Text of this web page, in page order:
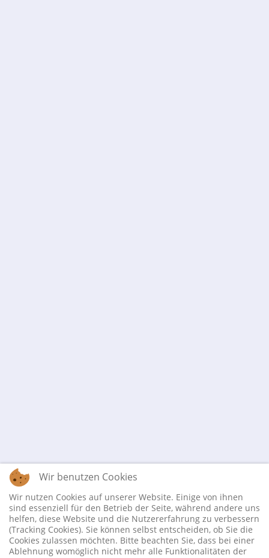
Wir benutzen Cookies
Wir nutzen Cookies auf unserer Website. Einige von ihnen
sind essenziell für den Betrieb der Seite, während andere uns
helfen, diese Website und die Nutzererfahrung zu verbessern
(Tracking Cookies). Sie können selbst entscheiden, ob Sie die
Cookies zulassen möchten. Bitte beachten Sie, dass bei einer
Ablehnung womöglich nicht mehr alle Funktionalitäten der